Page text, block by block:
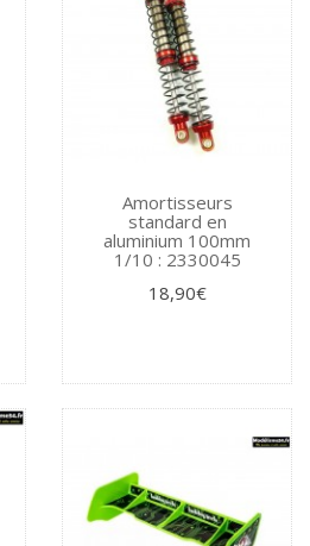
Amortisseurs
standard en
aluminium 100mm
1/10 : 2330045
18,90€